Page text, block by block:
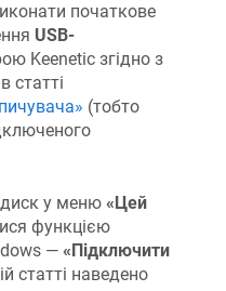
початкове
USB-
Keenetic згідно з
статті
(тобто
у меню «Цей
функцією
— «Підключити
статті наведено